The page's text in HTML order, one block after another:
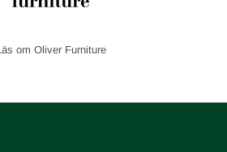
Oliver Furniture